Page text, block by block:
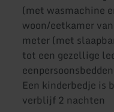
(met wasmachine
woon/eetkamer
meter (met
tot een gezellige
Een kinderbedje is
verblijf 2 nachten